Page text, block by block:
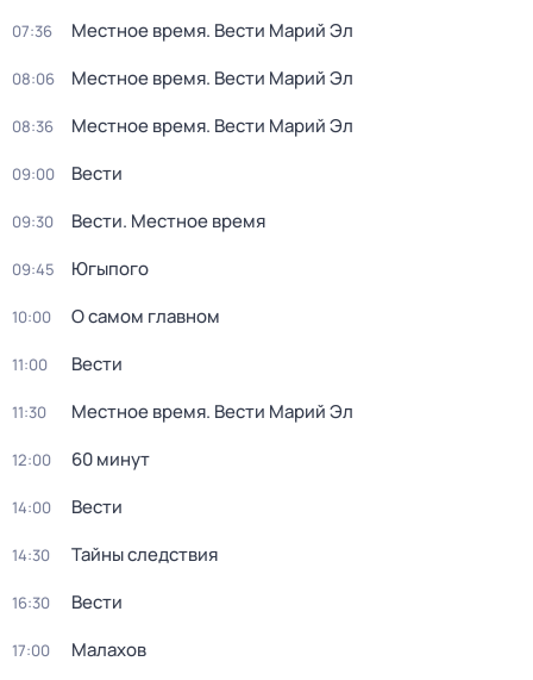
07:36 Местное время. Вести Марий Эл
08:06 Местное время. Вести Марий Эл
08:36 Местное время. Вести Марий Эл
09:00 Вести
09:30 Вести. Местное время
09:45 Югыпого
10:00 О самом главном
11:00 Вести
11:30 Местное время. Вести Марий Эл
12:00 60 минут
14:00 Вести
14:30 Тайны следствия
16:30 Вести
17:00 Малахов